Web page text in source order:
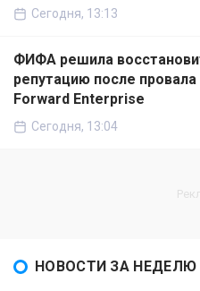
Сегодня, 13:13
ФИФА решила
репутацию после провала
Forward Enterprise
Сегодня, 13:04
НОВОСТИ ЗА НЕДЕЛЮ